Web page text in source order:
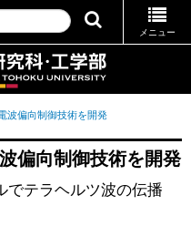
メニュー
波偏向制御技術を開発
偏向制御技術を開発
テラヘルツ波の伝播